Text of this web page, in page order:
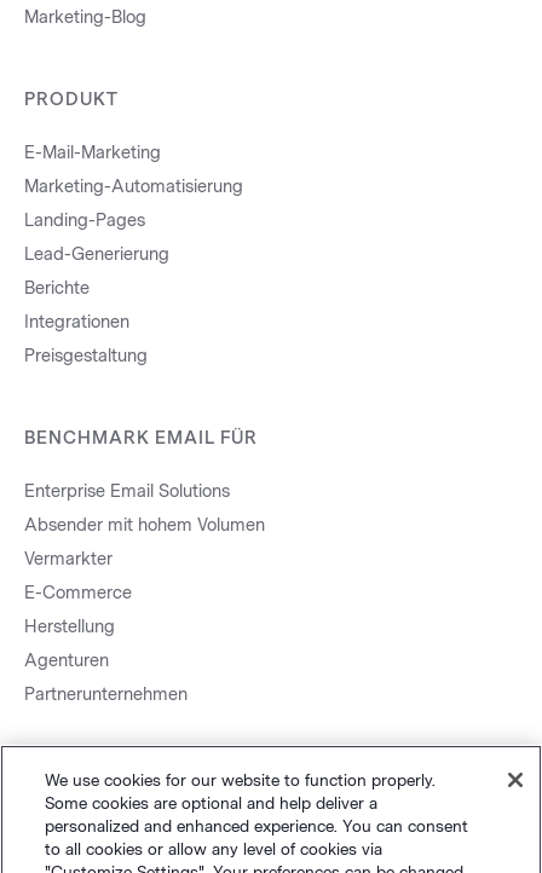
Marketing-Blog
PRODUKT
E-Mail-Marketing
Marketing-Automatisierung
Landing-Pages
Lead-Generierung
Berichte
Integrationen
Preisgestaltung
BENCHMARK EMAIL FÜR
Enterprise Email Solutions
Absender mit hohem Volumen
Vermarkter
E-Commerce
Herstellung
Agenturen
Partnerunternehmen
Sitemap. Datenschutz &AGB Cookie-Einstellungen
We use cookies for our website to function properly.
Some cookies are optional and help deliver a
personalized and enhanced experience. You can consent
to all cookies or allow any level of cookies via